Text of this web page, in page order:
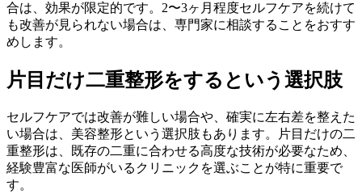
合は、効果が限定的です。2〜3ヶ月程度セルフケアを続けて
も改善が見られない場合は、専門家に相談することをおすす
めします。
片目だけ二重整形をするという選択肢
セルフケアでは改善が難しい場合や、確実に左右差を整えた
い場合は、美容整形という選択肢もあります。片目だけの二
重整形は、既存の二重に合わせる高度な技術が必要なため、
経験豊富な医師がいるクリニックを選ぶことが特に重要で
す。